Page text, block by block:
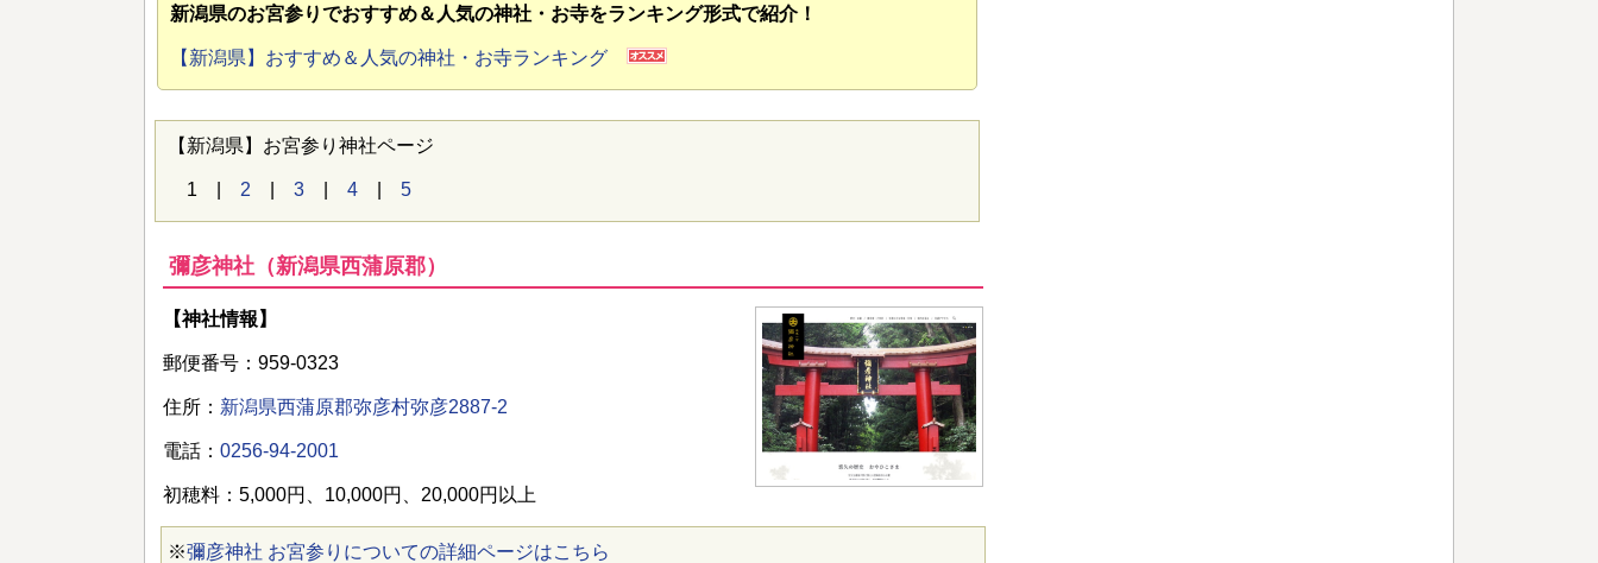
新潟県のお宮参りでおすすめ＆人気の神社・お寺をランキング形式で紹介！
【新潟県】おすすめ＆人気の神社・お寺ランキング
【新潟県】お宮参り神社ページ
1 | 2 3 4 5
彌彦神社（新潟県西蒲原郡）
【神社情報】
郵便番号：959-0323
住所： 新潟県西蒲原郡弥彦村弥彦2887-2
電話： 0256-94-2001
初穂料：5,000円、10,000円、20,000円以上
※彌彦神社 お宮参りについての詳細ページはこちら